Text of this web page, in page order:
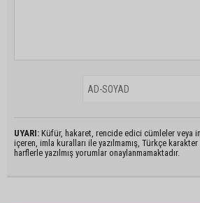
UYARI: Küfür, hakaret, rencide edici cümleler veya
içeren, imla kuralları ile yazılmamış, Türkçe
harflerle yazılmış yorumlar onaylanmamaktadır.